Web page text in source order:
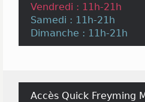
Vendredi : 11h-21h
Samedi : 11h-21h
Dimanche : 11h-21h
Accès Quick Freyming